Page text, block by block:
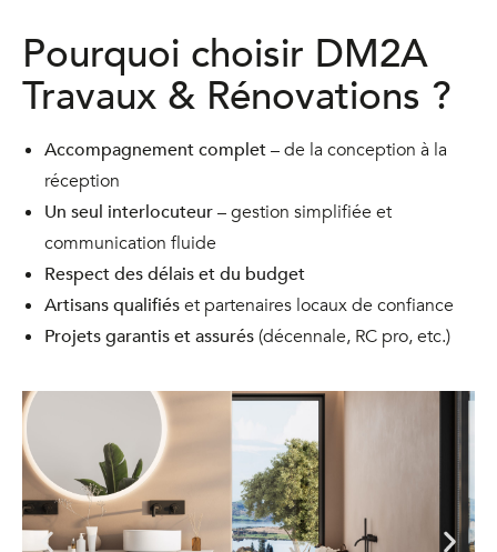
Pourquoi choisir DM2A
Travaux & Rénovations ?
Accompagnement complet– de la conception à la
réception
Un seul interlocuteur– gestion simplifiée et
communication fluide
Respect des délais et du budget
Artisans qualifiéset partenaires locaux de confiance
Projets garantis et assurés(décennale, RC pro, etc.)